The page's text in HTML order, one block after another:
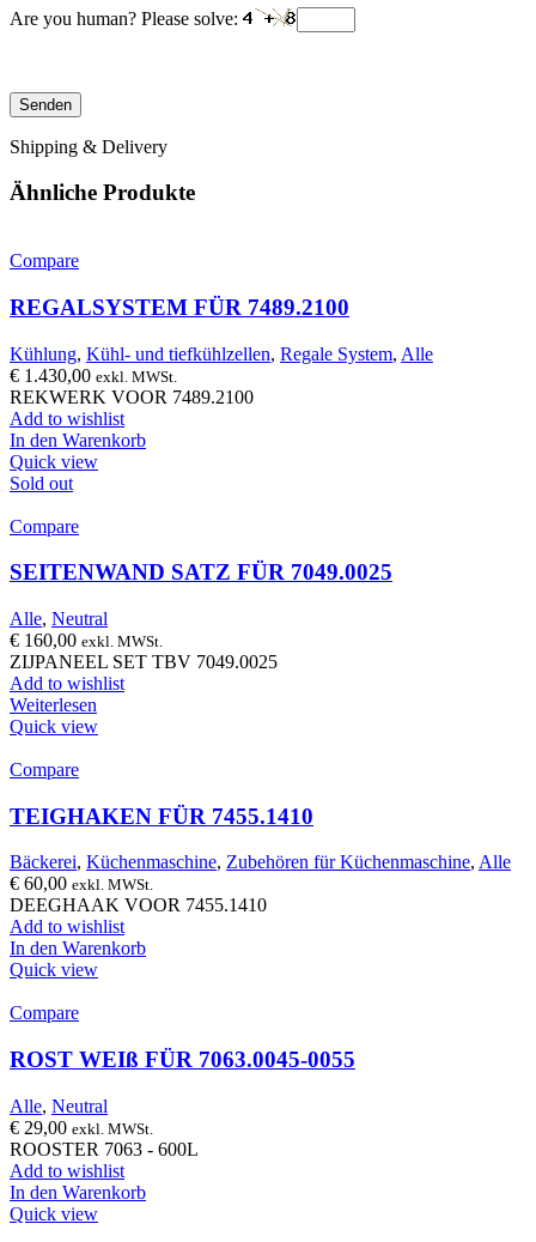
Are you human? Please solve:
Shipping & Delivery
Ähnliche Produkte
Compare
REGALSYSTEM FÜR 7489.2100
Kühlung, Kühl- und tiefkühlzellen, Regale System, Alle
€ 1.430,00 exkl. MWSt.
REKWERK VOOR 7489.2100
Add to wishlist
In den Warenkorb
Quick view
Sold out
Compare
SEITENWAND SATZ FÜR 7049.0025
Alle, Neutral
€ 160,00 exkl. MWSt.
ZIJPANEEL SET TBV 7049.0025
Add to wishlist
Weiterlesen
Quick view
Compare
TEIGHAKEN FÜR 7455.1410
Bäckerei, Küchenmaschine, Zubehören für Küchenmaschine, Alle
€ 60,00 exkl. MWSt.
DEEGHAAK VOOR 7455.1410
Add to wishlist
In den Warenkorb
Quick view
Compare
ROST WEIß FÜR 7063.0045-0055
Alle, Neutral
€ 29,00 exkl. MWSt.
ROOSTER 7063 - 600L
Add to wishlist
In den Warenkorb
Quick view